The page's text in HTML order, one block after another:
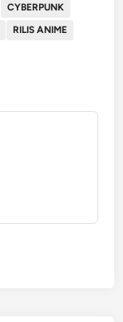
CYBERPUNK
RILIS ANIME